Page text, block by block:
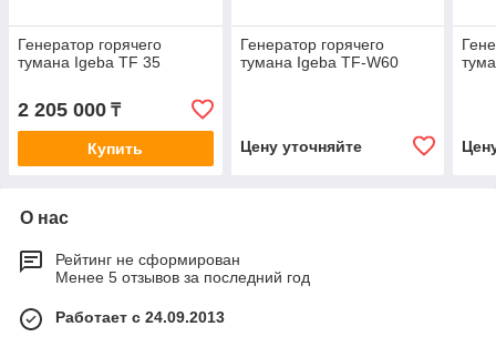
Генератор горячего
тумана Igeba TF 35
2 205 000 ₸
Купить
Генератор горячего
тумана Igeba TF-W60
Цену уточняйте
О нас
Рейтинг не сформирован
Менее 5 отзывов за последний год
Работает с 24.09.2013